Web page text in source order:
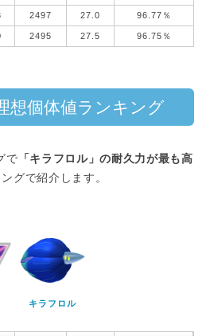
2497 27.0 96.77％
2495 27.5 96.75％
想個体値ランキング
で 「キラフロル」の耐久力が最も高
グで紹介します。
キラフロル